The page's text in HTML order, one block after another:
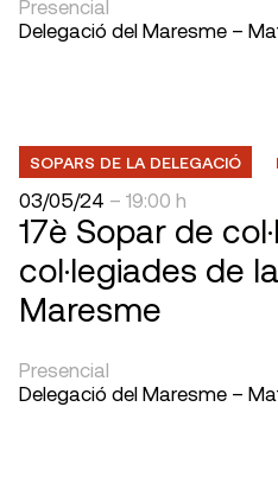
Presencial
Delegació del Maresme –
SOPARS DE LA DELEGACIÓ
03/05/24 – 19:00 h
17è Sopar de
col·legiades de
Maresme
Presencial
Delegació del Maresme –